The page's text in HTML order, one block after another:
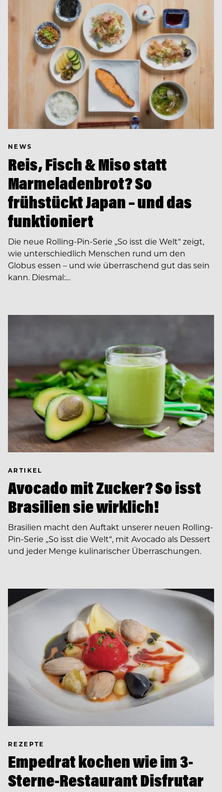
NEWS
Reis, Fisch & Miso statt
Marmeladenbrot? So
frühstückt Japan – und das
funktioniert
Die neue Rolling-Pin-Serie „So isst die Welt“ zeigt,
wie unterschiedlich Menschen rund um den
Globus essen – und wie überraschend gut das sein
kann. Diesmal:…
ARTIKEL
Avocado mit Zucker? So isst
Brasilien sie wirklich!
Brasilien macht den Auftakt unserer neuen Rolling-
Pin-Serie „So isst die Welt“, mit Avocado als Dessert
und jeder Menge kulinarischer Überraschungen.
REZEPTE
Empedrat kochen wie im 3-
Sterne-Restaurant Disfrutar